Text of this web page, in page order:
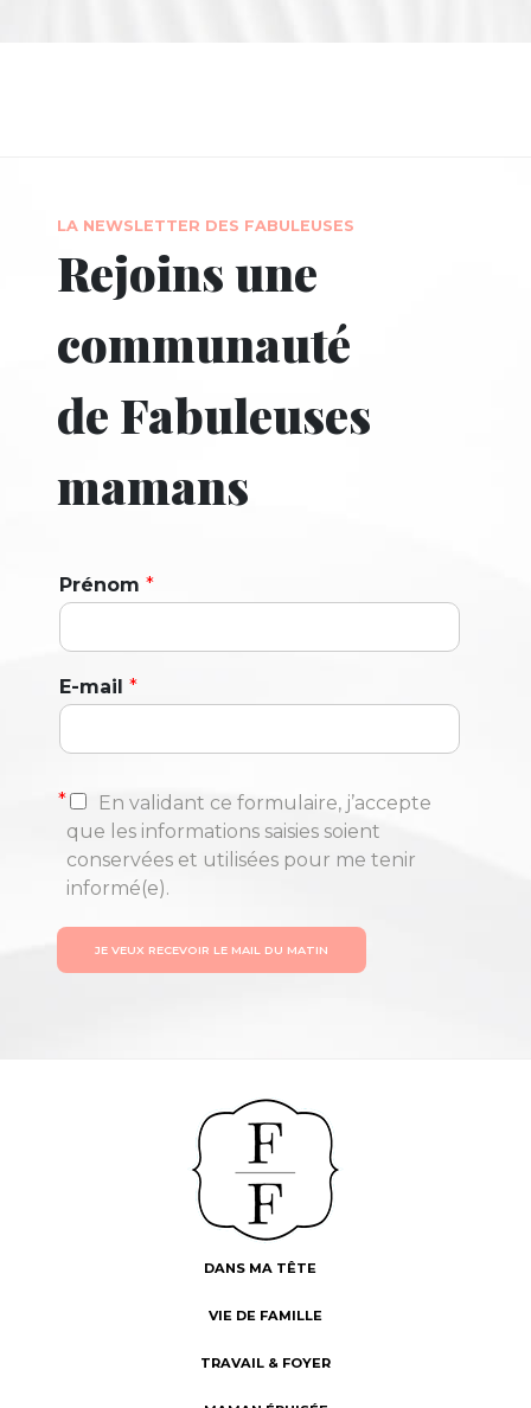
LA NEWSLETTER DES FABULEUSES
Rejoins une
communauté
de Fabuleuses
mamans
Prénom *
E-mail *
*
En validant ce formulaire, j’accepte
que les informations saisies soient
conservées et utilisées pour me tenir
informé(e).
JE VEUX RECEVOIR LE MAIL DU MATIN
DANS MA TÊTE
VIE DE FAMILLE
TRAVAIL & FOYER